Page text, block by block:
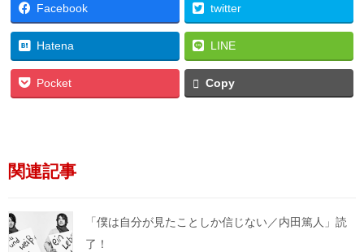
Facebook twitter
Hatena LINE
Pocket Copy
関連記事
「僕は自分が見たことしか信じない／内田篤人」読
了！